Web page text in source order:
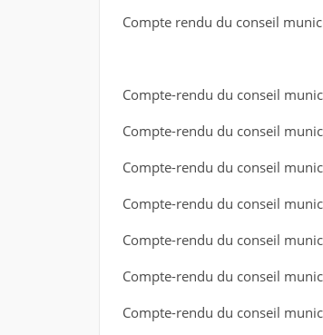
Compte rendu du conseil
Compte-rendu du conseil
Compte-rendu du conseil
Compte-rendu du conseil
Compte-rendu du conseil
Compte-rendu du conseil
Compte-rendu du conseil
Compte-rendu du conseil